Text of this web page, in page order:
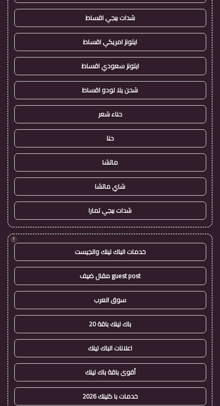
شدات ببجي اقساط
ايتونز امريكي اقساط
ايتونز سعودي اقساط
شحن يلا لودو اقساط
حناء شعر
حنا
ماتشا
شاي ماتشا
شدات ببجي تمارا
!
خدمات الباك لينك والجيست
guest post مقال ضيف
سوق العرب
باك لينك باقة 20
اعلانات الباك لينك
أقوى باقة باك لينك
خدمات با كلينك 2026